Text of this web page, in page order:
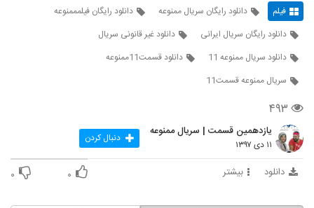
فیلم دانلود رایگان سریال ممنوعه
دانلود رایگان فیلمممنوعه
دانلود رایگان سریال ایرانی
دانلود غیر قانونی سریال
دانلود سریال ممنوعه 11
دانلود قسمت11ممنوعه
سريال ممنوعه قسمت11
۴۹۳
یازدهمین قسمت | سریال ممنوعه
۱۱ دی ۱۳۹۷ دنبال کردن
دانلود بیشتر ۰ ۰